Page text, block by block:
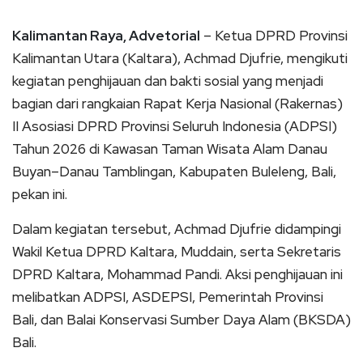
Kalimantan Raya, Advetorial – Ketua DPRD Provinsi
Kalimantan Utara (Kaltara), Achmad Djufrie, mengikuti
kegiatan penghijauan dan bakti sosial yang menjadi
bagian dari rangkaian Rapat Kerja Nasional (Rakernas)
II Asosiasi DPRD Provinsi Seluruh Indonesia (ADPSI)
Tahun 2026 di Kawasan Taman Wisata Alam Danau
Buyan–Danau Tamblingan, Kabupaten Buleleng, Bali,
pekan ini.
Dalam kegiatan tersebut, Achmad Djufrie didampingi
Wakil Ketua DPRD Kaltara, Muddain, serta Sekretaris
DPRD Kaltara, Mohammad Pandi. Aksi penghijauan ini
melibatkan ADPSI, ASDEPSI, Pemerintah Provinsi
Bali, dan Balai Konservasi Sumber Daya Alam (BKSDA)
Bali.